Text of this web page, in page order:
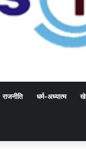
राजनीति धर्म-अध्यात्म